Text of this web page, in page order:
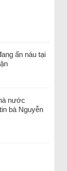
ẩn náu tại
nước
bà Nguyễn